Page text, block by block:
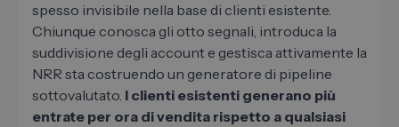
spesso invisibile nella base di clienti esistente.
Chiunque conosca gli otto segnali, introduca la
suddivisione degli account e gestisca attivamente la
NRR sta costruendo un generatore di pipeline
sottovalutato. I clienti esistenti generano più
entrate per ora di vendita rispetto a qualsiasi